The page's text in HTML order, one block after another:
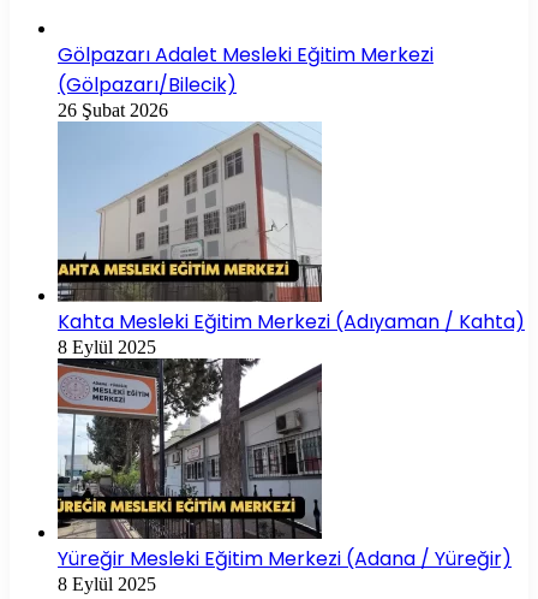
Gölpazarı Adalet Mesleki Eğitim Merkezi
(Gölpazarı/Bilecik)
26 Şubat 2026
Kahta Mesleki Eğitim Merkezi (Adıyaman / Kahta)
8 Eylül 2025
Yüreğir Mesleki Eğitim Merkezi (Adana / Yüreğir)
8 Eylül 2025